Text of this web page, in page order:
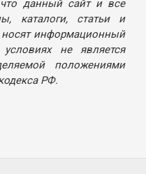
данный сайт и все
каталоги, статьи и
информационный
не является
положениями
РФ.